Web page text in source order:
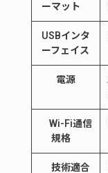
ーマット
USBインタ
ーフェイス
電源
Wi-Fi通信
規格
技術適合